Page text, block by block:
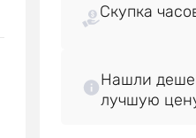
Скупка
Нашли